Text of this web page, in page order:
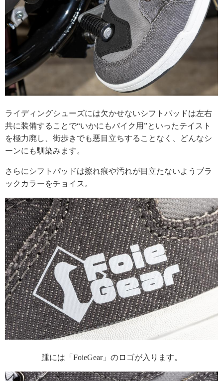
ライディングシューズには欠かせないシフトパッドは左右
共に装備することで“いかにもバイク用”といったテイスト
を極力廃し、街歩きでも悪目立ちすることなく、どんなシ
ーンにも馴染みます。
さらにシフトパッドは擦れ痕や汚れが目立たないようブラ
ックカラーをチョイス。
踵には「FoieGear」のロゴが入ります。